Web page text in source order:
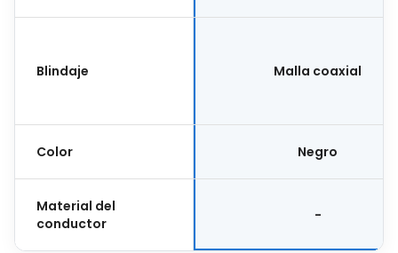
Blindaje Malla coaxial
Color Negro
Material del
conductor
-